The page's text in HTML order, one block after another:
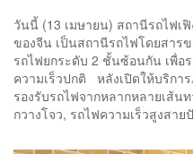
วันนี้ (13 เมษายน) สถานีรถไฟเฟิ
ของจีน เป็นสถานีรถไฟโดยสาร
รถไฟยกระดับ 2 ชั้นซ้อนกัน เพื่อ
ความเร็วปกติ หลังเปิดให้บริกา
รองรับรถไฟจากหลากหลายเส้น
กวางโจว, รถไฟความเร็วสูงสาย